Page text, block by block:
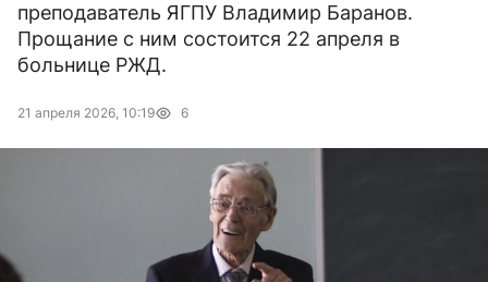
преподаватель ЯГПУ Владимир Баранов.
Прощание с ним состоится 22 апреля в
больнице РЖД.
21 апреля 2026, 10:19 6